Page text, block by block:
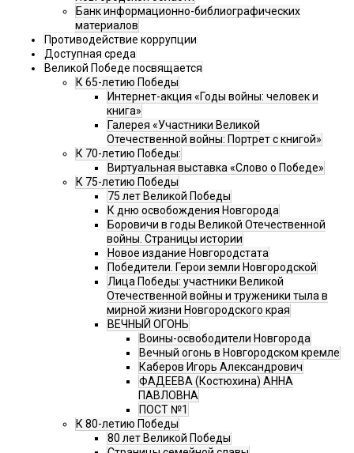
Банк информационно-библиографических
материалов
Противодействие коррупции
Доступная среда
Великой Победе посвящается
К 65-летию Победы
Интернет-акция «Годы войны: человек и
книга»
Галерея «Участники Великой
Отечественной войны: Портрет с книгой»
К 70-летию Победы:
Виртуальная выставка «Слово о Победе»
К 75-летию Победы
75 лет Великой Победы
К дню освобождения Новгорода
Боровичи в годы Великой Отечественной
войны. Страницы истории
Новое издание Новгородстата
Победители. Герои земли Новгородской
Лица Победы: участники Великой
Отечественной войны и труженики тыла в
мирной жизни Новгородского края
ВЕЧНЫЙ ОГОНЬ
Воины-освободители Новгорода
Вечный огонь в Новгородском кремле
Каберов Игорь Александрович
ФАДЕЕВА (Костюхина) АННА
ПАВЛОВНА
ПОСТ №1
К 80-летию Победы
80 лет Великой Победы